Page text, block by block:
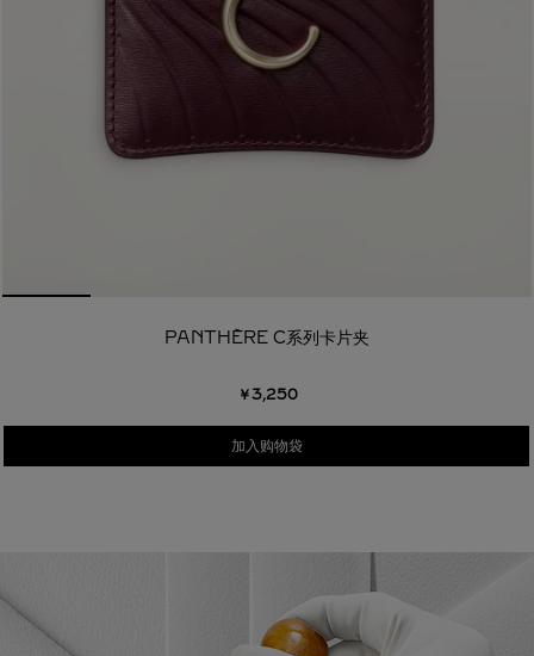
PANTHÈRE C系列卡片夹
￥3,250
加入购物袋